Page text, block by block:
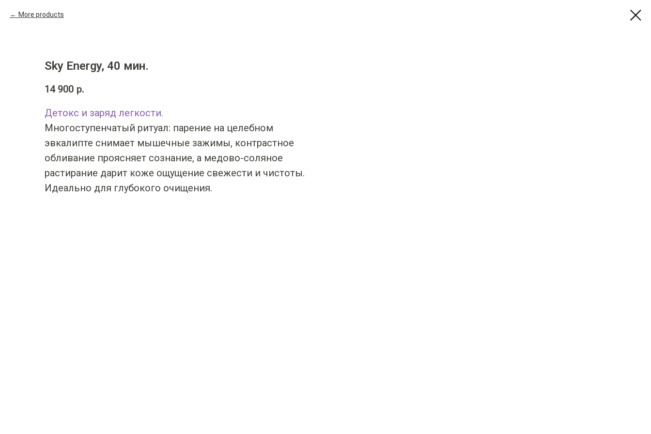
More products
Sky Energy, 40 мин.
14 900 р.
Детокс и заряд легкости.
Многоступенчатый ритуал: парение на целебном
эвкалипте снимает мышечные зажимы, контрастное
обливание проясняет сознание, а медово-соляное
растирание дарит коже ощущение свежести и чистоты.
Идеально для глубокого очищения.